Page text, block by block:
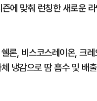
에 맞춰 런칭한 새로운
론, 비스코스레이온, 크
냉감으로 땀 흡수 및 배